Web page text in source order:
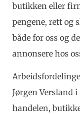
butikken eller
pengene, rett og
både for oss og
annonsere hos
Jørgen Versland
handelen,